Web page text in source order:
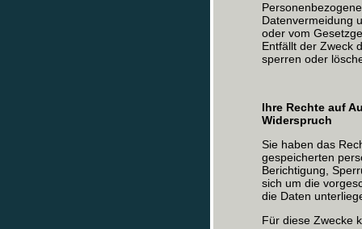
Datenvermeidung
oder vom
Entfällt der Zweck
sperren oder
Ihre Rechte auf
Widerspruch
Sie haben das
gespeicherten
Berichtigung,
sich um die
die Daten
Für diese Zwecke